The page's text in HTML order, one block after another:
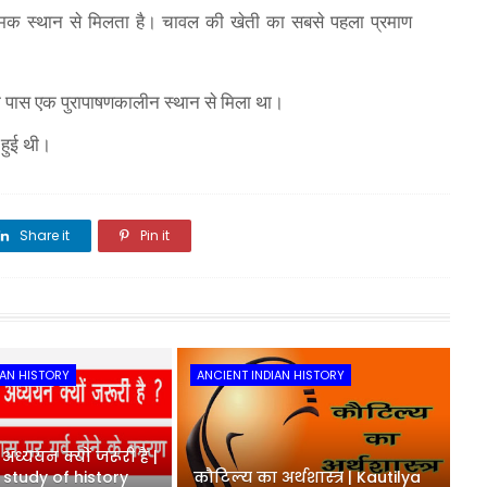
स्थान से मिलता है। चावल की खेती का सबसे पहला प्रमाण
एक पुरापाषणकालीन स्थान से मिला था।
थी।
Share it Pin it
HISTORY
अध्ययन क्यों जरूरी है |
study of history
ANCIENT INDIAN HISTORY
कौटिल्य का अर्थशास्त्र | Kautilya